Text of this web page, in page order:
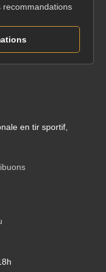
recommandations
en tir sportif,